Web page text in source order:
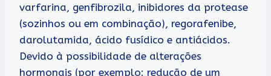
varfarina, genfibrozila, inibidores da protease
(sozinhos ou em combinação), regorafenibe,
darolutamida, ácido fusídico e antiácidos.
Devido à possibilidade de alterações
hormonais (por exemplo: redução de um